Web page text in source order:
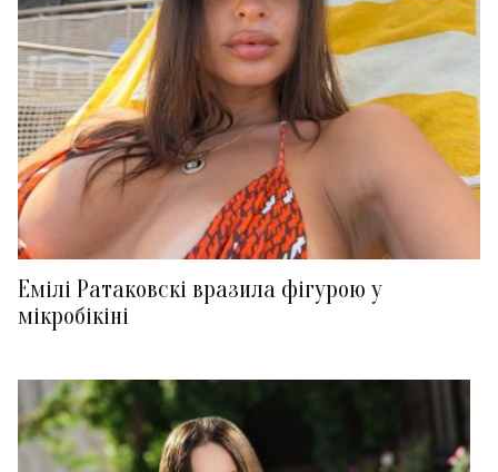
Емілі Ратаковскі вразила фігурою у
мікробікіні